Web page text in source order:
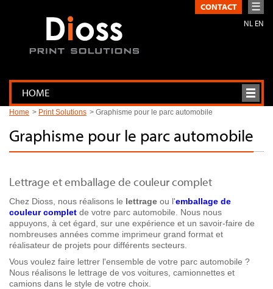
☰
CONTACT
NL EN
HOME
Home Print Solutions Graphisme pour le parc automobile
Graphisme pour le parc automobile
Lettrage et emballage de couleur complet
Chez Dioss, nous réalisons le lettrage ou l'emballage de
couleur complet de votre parc automobile. Nous nous
appuyons, à cet égard, sur une expérience et un savoir-faire de
nombreuses années comme imprimeur grand format et
réalisateur de projets pour différents secteurs.
Vous voulez faire lettrer l'ensemble de votre parc automobile ?
Nous réalisons le lettrage de vos voitures, camionnettes et
camions dans le style de votre choix.